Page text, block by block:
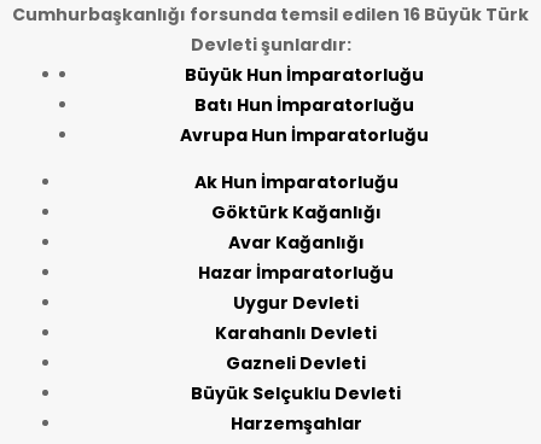
Cumhurbaşkanlığı forsunda temsil edilen 16 Büyük Türk
Devleti şunlardır:
Büyük Hun İmparatorluğu
Batı Hun İmparatorluğu
Avrupa Hun İmparatorluğu
Ak Hun İmparatorluğu
Göktürk Kağanlığı
Avar Kağanlığı
Hazar İmparatorluğu
Uygur Devleti
Karahanlı Devleti
Gazneli Devleti
Büyük Selçuklu Devleti
Harzemşahlar